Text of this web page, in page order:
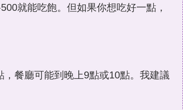
就能吃飽。但如果你想吃好一點，
餐廳可能到晚上9點或10點。我建議